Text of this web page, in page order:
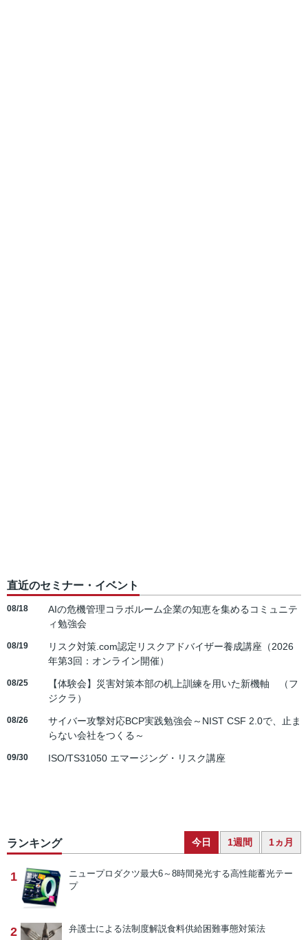
直近のセミナー・イベント
08/18
AIの危機管理コラボルーム企業の知恵を集めるコミュニテ
ィ勉強会
08/19
リスク対策.com認定リスクアドバイザー養成講座（2026
年第3回：オンライン開催）
08/25
【体験会】災害対策本部の机上訓練を用いた新機軸 （フ
ジクラ）
08/26
サイバー攻撃対応BCP実践勉強会～NIST CSF 2.0で、止ま
らない会社をつくる～
09/30 ISO/TS31050 エマージング・リスク講座
ランキング 今日 1週間 1ヵ月
1 ニュープロダクツ最大6～8時間発光する高性能蓄光テー
プ
2 弁護士による法制度解説食料供給困難事態対策法